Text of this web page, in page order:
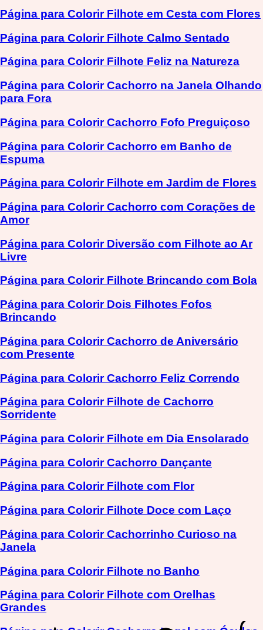
Página para Colorir Filhote em Cesta com Flores
Página para Colorir Filhote Calmo Sentado
Página para Colorir Filhote Feliz na Natureza
Página para Colorir Cachorro na Janela Olhando
para Fora
Página para Colorir Cachorro Fofo Preguiçoso
Página para Colorir Cachorro em Banho de
Espuma
Página para Colorir Filhote em Jardim de Flores
Página para Colorir Cachorro com Corações de
Amor
Página para Colorir Diversão com Filhote ao Ar
Livre
Página para Colorir Filhote Brincando com Bola
Página para Colorir Dois Filhotes Fofos
Brincando
Página para Colorir Cachorro de Aniversário
com Presente
Página para Colorir Cachorro Feliz Correndo
Página para Colorir Filhote de Cachorro
Sorridente
Página para Colorir Filhote em Dia Ensolarado
Página para Colorir Cachorro Dançante
Página para Colorir Filhote com Flor
Página para Colorir Filhote Doce com Laço
Página para Colorir Cachorrinho Curioso na
Janela
Página para Colorir Filhote no Banho
Página para Colorir Filhote com Orelhas
Grandes